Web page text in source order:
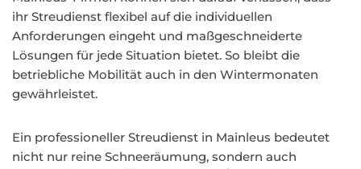
ihr Streudienst flexibel auf die individuellen
Anforderungen eingeht und maßgeschneiderte
Lösungen für jede Situation bietet. So bleibt die
betriebliche Mobilität auch in den Wintermonaten
gewährleistet.
Ein professioneller Streudienst in Mainleus bedeutet
nicht nur reine Schneeräumung, sondern auch